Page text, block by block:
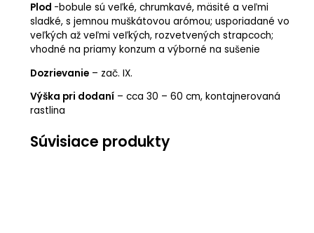
Plod -bobule sú veľké, chrumkavé, mäsité a veľmi
sladké, s jemnou muškátovou arómou; usporiadané vo
veľkých až veľmi veľkých, rozvetvených strapcoch;
vhodné na priamy konzum a výborné na sušenie
Dozrievanie– zač. IX.
Výška pri dodaní– cca 30 – 60 cm, kontajnerovaná
rastlina
Súvisiace produkty